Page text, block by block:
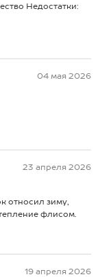
Недостатки:
04 мая 2026
23 апреля 2026
относил зиму,
флисом.
19 апреля 2026